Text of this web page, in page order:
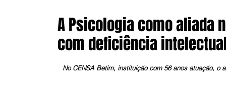
A Psicologia como aliada
com deficiência
No CENSA Betim, instituição com 56 anos atuação,